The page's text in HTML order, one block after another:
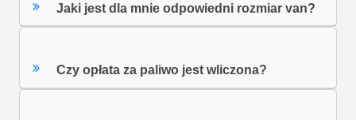
Jaki jest dla mnie odpowiedni rozmiar van?
Czy opłata za paliwo jest wliczona?